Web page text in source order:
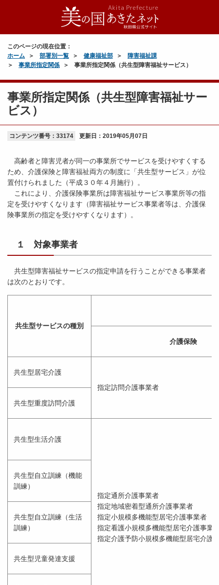
このページの現在位置：
ホーム
部署別一覧 健康福祉部
障害福祉課
事業所指定関係
事業所指定関係（共生型障害福祉サービス）
事業所指定関係（共生型障害福祉サー
ビス）
コンテンツ番号：33174 更新日： 2019年05月07日
高齢者と障害児者が同一の事業所でサービスを受けやすくする
ため、介護保険と障害福祉両方の制度に「共生型サービス」が位
置付けられました（平成３０年４月施行）。
これにより、介護保険事業所は障害福祉サービス事業所等の指
定を受けやすくなります（障害福祉サービス事業者等は、介護保
険事業所の指定を受けやすくなります）。
１ 対象事業者
共生型障害福祉サービスの指定申請を行うことができる事業者
は次のとおりです。
共生型サービスの種別
介護保険
共生型居宅介護
指定訪問介護事業者
共生型重度訪問介護
共生型生活介護
指定通所介護事業者
指定地域密着型通所介護事業者
指定小規模多機能型居宅介護事業者
指定看護小規模多機能型居宅介護事業
指定介護予防小規模多機能型居宅介護
共生型自立訓練（機能
訓練）
共生型自立訓練（生活
訓練）
共生型児童発達支援